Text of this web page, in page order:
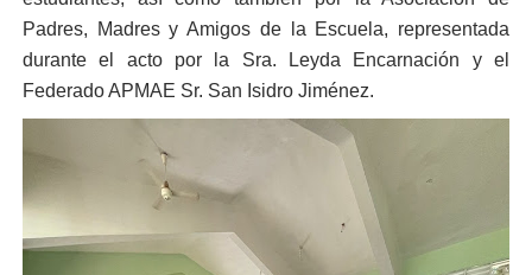
Padres, Madres y Amigos de la Escuela, representada
durante el acto por la Sra. Leyda Encarnación y el
Federado APMAE Sr. San Isidro Jiménez.